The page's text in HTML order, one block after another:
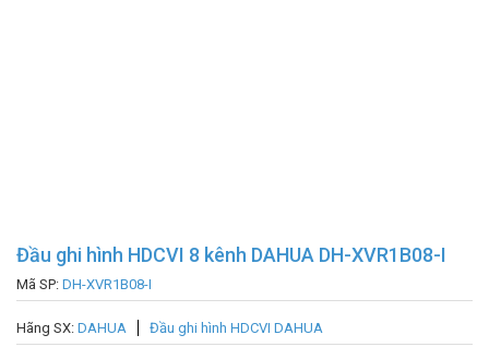
Đầu ghi hình HDCVI 8 kênh DAHUA DH-XVR1B08-I
Mã SP: DH-XVR1B08-I
Hãng SX: DAHUA Đầu ghi hình HDCVI DAHUA